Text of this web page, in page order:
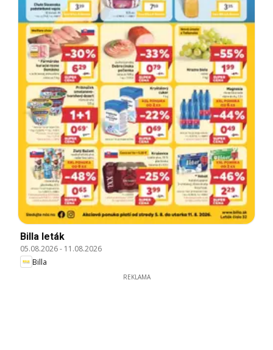
Billa leták
05.08.2026- 11.08.2026
Billa
REKLAMA